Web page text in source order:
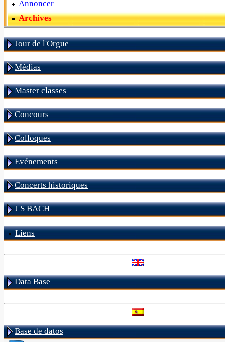
Annoncer
Archives
Jour de l'Orgue
Médias
Master classes
Concours
Colloques
Evénements
Concerts historiques
J S BACH
Liens
Data Base
Base de datos